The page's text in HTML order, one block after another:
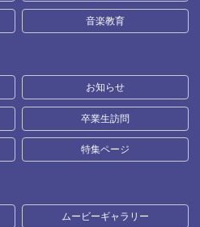
音楽教育
お知らせ
卒業生訪問
特集ページ
ムービーギャラリー